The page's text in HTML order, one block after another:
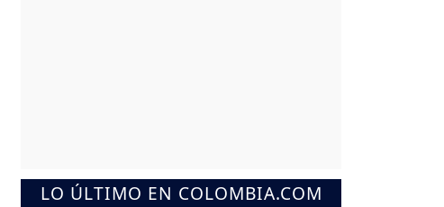
LO ÚLTIMO EN COLOMBIA.COM